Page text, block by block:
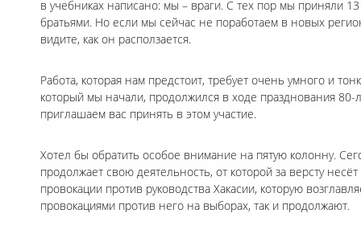
в учебниках написано: мы – враги. С тех пор мы приняли
братьями. Но если мы сейчас не поработаем в новых
видите, как он расползается.
Работа, которая нам предстоит, требует очень умного и
который мы начали, продолжился в ходе празднования
приглашаем вас принять в этом участие.
Хотел бы обратить особое внимание на пятую колонну.
продолжает свою деятельность, от которой за версту
провокации против руководства Хакасии, которую
провокациями против него на выборах, так и продолжают.